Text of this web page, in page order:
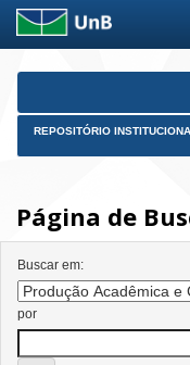
Skip
REPOSITÓRIO
Página de
Buscar em:
por